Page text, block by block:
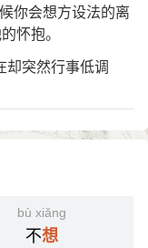
你会想方设法的离
怀抱。
却突然行事低调
bù xiǎng
不想